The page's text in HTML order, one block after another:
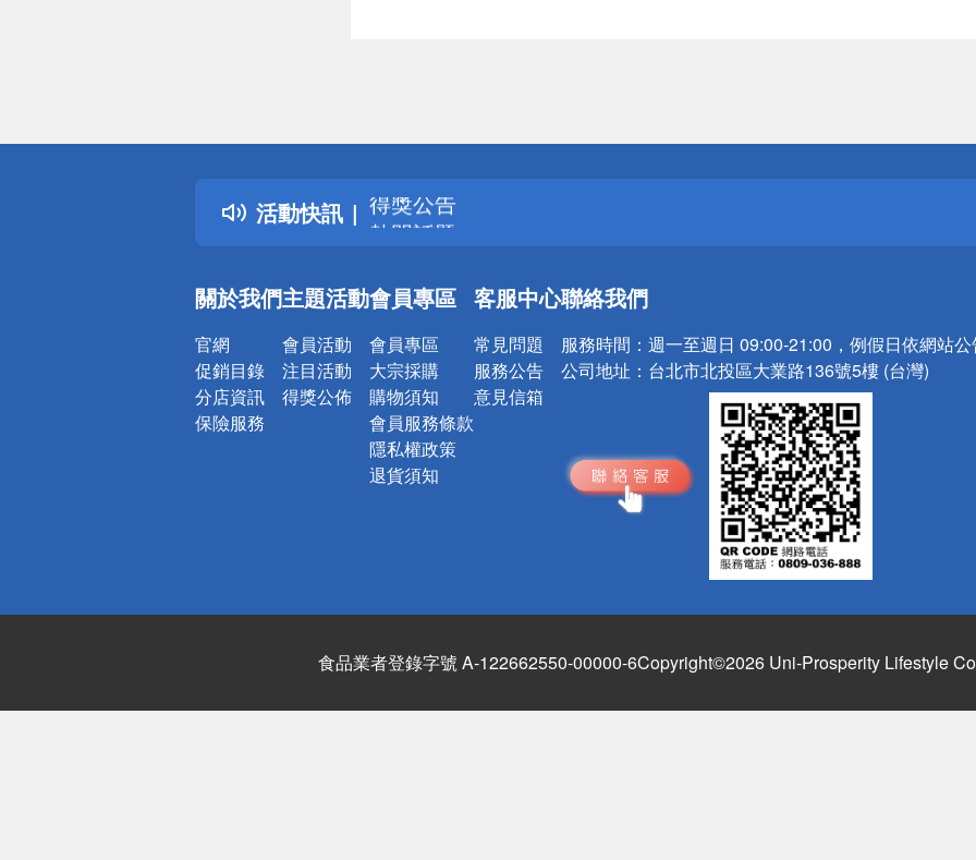
活動快訊
詐騙網頁！請小心！
得獎公告
熱門話題
銀行優惠
詐騙網頁！請小心！
關於我們
官網
促銷目錄
分店資訊
保險服務
主題活動
會員活動
注目活動
得獎公佈
會員專區
會員專區
大宗採購
購物須知
會員服務條款
隱私權政策
退貨須知
客服中心
常見問題
服務公告
意見信箱
聯絡我們
服務時間： 週一至週日 09:00-21:00，例假日依網站
公司地址： 台北市北投區大業路136號5樓 (台灣)
食品業者登錄字號 A-122662550-00000-6Copyright©2026 Uni-Prosperity Lifestyle